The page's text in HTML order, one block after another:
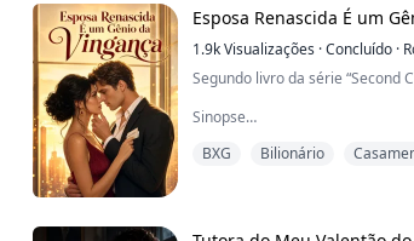
grande prestígio no Texas. Ele
que, nessa nova escola, as
Esposa Renascida É um
1.9kVisualizações ·Concluído ·
Segundo livro da série “Second
Sinopse
Elsie Ross só queria uma coisa
verdadeiro amor, Henry Rowan.
BXG Bilionário